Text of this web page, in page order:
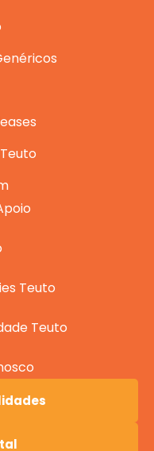
Teuto
Teuto